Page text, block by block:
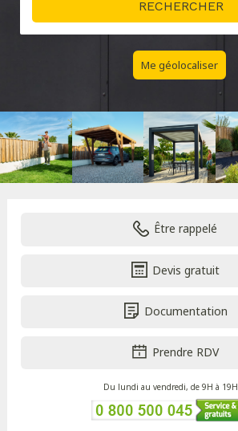
Me géolocaliser
Être rappelé
Devis gratuit
Documentation
Prendre RDV
Du lundi au vendredi, de 9H à 19H